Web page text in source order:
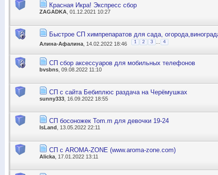
Красная Икра! Экспресс сбор
ZAGADKA , 01.12.2021 10:27
Быстрое СП химпрепаратов для сада,
Алина-Афалина , 14.02.2022 18:46 1 2 3 4
СП сбор аксессуаров для мобильных телефонов
bvsbns , 09.08.2022 11:10
СП с сайта Бебиплюс раздача на Черёмушках
sunny333 , 16.09.2022 18:55
СП босоножек Tom.m для девочки 19-24
IsLand , 13.05.2022 22:11
СП с AROMA-ZONE (www.aroma-zone.com)
Alicka , 17.01.2022 13:11